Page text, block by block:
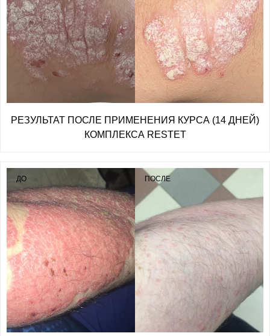
РЕЗУЛЬТАТ ПОСЛЕ ПРИМЕНЕНИЯ КУРСА (14 ДНЕЙ)
КОМПЛЕКСА RESTET
ДО ПОСЛЕ